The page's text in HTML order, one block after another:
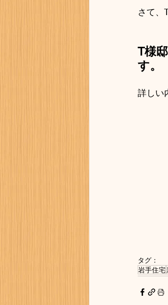
さて、
T様
す。
詳しい
タグ：
岩手住宅